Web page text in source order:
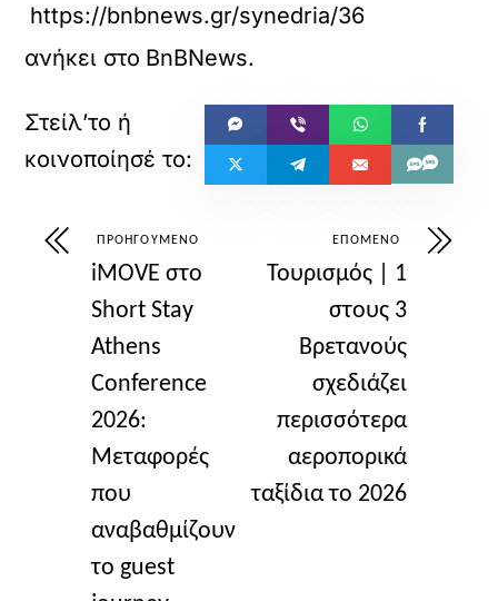
https://bnbnews.gr/synedria/36440/
ανήκει στο BnBNews.
ΠΡΟΗΓΟΎΜΕΝΟ
iMOVE στο
Short Stay
Athens
Conference
2026:
Μεταφορές
που
αναβαθμίζουν
το guest
ΕΠΌΜΕΝΟ
Τουρισμός | 1
στους 3
Βρετανούς
σχεδιάζει
περισσότερα
αεροπορικά
ταξίδια το 2026